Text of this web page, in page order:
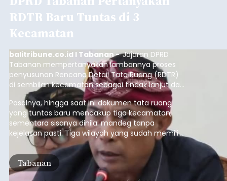
RDTR Baru Tuntas di 3
Kecamatan
balitribune.co.id I Tabanan -Jajaran DPRD
Tabanan mempertanyakan lambannya proses
penyusunan Rencana Detail Tata Ruang (RDTR)
di sembilan kecamatan sebagai tindak lanjut dari
pelaksanaan RTRW.
Pasalnya, hingga saat ini dokumen tata ruang
yang tuntas baru mencakup tiga kecamatan,
sementara sisanya dinilai mandeg tanpa
kejelasan pasti. Tiga wilayah yang sudah memiliki
RDTR tersebut meliputi Kecamatan Kediri,
Tabanan, dan Selemadeg Barat.
Tabanan